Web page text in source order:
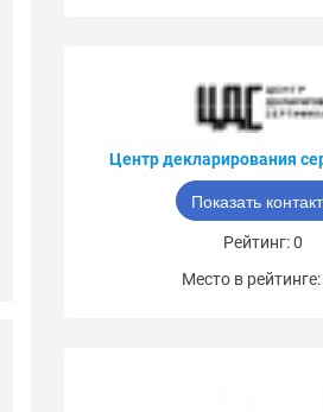
Центр декларирования
Показать
Рейтинг: 0
Место в